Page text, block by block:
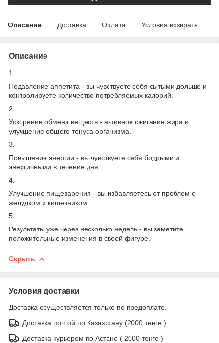
Описание Доставка Оплата Условия возврата
Описание
1.
Подавление аппетита - вы чувствуете себя сытыми дольше и
контролируете количество потребляемых калорий.
2.
Ускорение обмена веществ - активное сжигание жира и
улучшение общего тонуса организма.
3.
Повышение энергии - вы чувствуете себя бодрыми и
энергичными в течение дня.
4.
Улучшение пищеварения - вы избавляетесь от проблем с
желудком и кишечником.
5.
Результаты уже через несколько недель - вы заметите
положительные изменения в своей фигуре.
Скрыть
Условия доставки
Доставка осуществляется только по предоплате.
Доставка почтой по Казахстану (2000 тенге )
Доставка курьером по Астане ( 2000 тенге )